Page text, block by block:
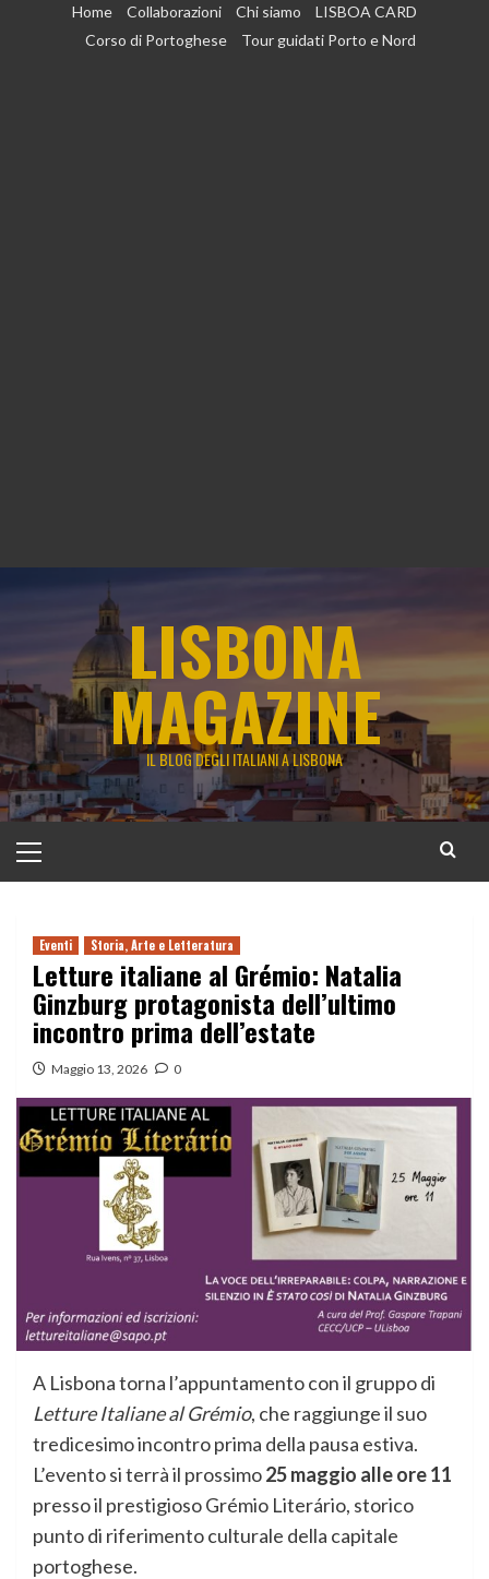
Home Collaborazioni Chi siamo
LISBOA CARD
Corso di Portoghese
Tour guidati Porto e Nord
LISBONA
MAGAZINE
IL BLOG DEGLI ITALIANI A LISBONA
principale
Eventi Storia, Arte e Letteratura
Letture italiane al Grémio: Natalia
Ginzburg protagonista dell’ultimo
incontro prima dell’estate
Maggio 13, 2026 0
A Lisbona torna l’appuntamento con il gruppo di
Letture Italiane al Grémio, che raggiunge il suo
tredicesimo incontro prima della pausa estiva.
L’evento si terrà il prossimo25 maggio alle ore 11
presso il prestigioso Grémio Literário, storico
punto di riferimento culturale della capitale
portoghese.